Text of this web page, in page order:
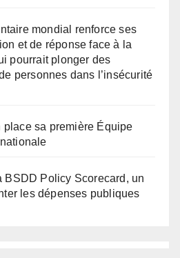
mondial renforce ses
et de réponse face à la
pourrait plonger des
personnes dans l’insécurité
place sa première Équipe
BSDD Policy Scorecard, un
les dépenses publiques